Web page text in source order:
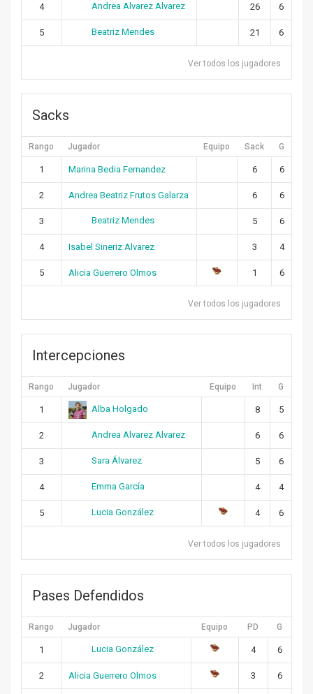
4 Andrea Alvarez Alvarez 26 6
5 Beatriz Mendes 21 6
Ver todos los jugadores
Sacks
Rango Jugador Equipo Sack G
1 Marina Bedia Fernandez 6 6
2 Andrea Beatriz Frutos Galarza 6 6
3 Beatriz Mendes 5 6
4 Isabel Sineriz Alvarez 3 4
5 Alicia Guerrero Olmos 1 6
Ver todos los jugadores
Intercepciones
Rango Jugador Equipo Int G
1 Alba Holgado 8 5
2 Andrea Alvarez Alvarez 6 6
3 Sara Álvarez 5 6
4 Emma García 4 4
5 Lucia González 4 6
Ver todos los jugadores
Pases Defendidos
Rango Jugador Equipo PD G
1 Lucia González 4 6
2 Alicia Guerrero Olmos 3 6